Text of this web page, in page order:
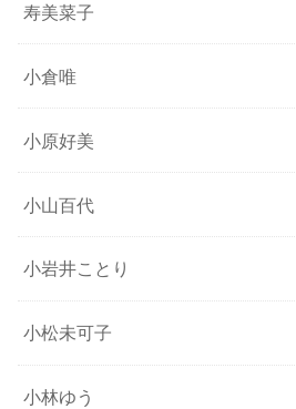
寿美菜子
小倉唯
小原好美
小山百代
小岩井ことり
小松未可子
小林ゆう